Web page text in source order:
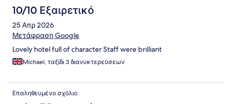
10/10 Εξαιρετικό
25 Απρ 2026
Μετάφραση Google
Lovely hotel full of character Staff were brilliant
Michael, ταξίδι 3 διανυκτερεύσεων
Επαληθευμένο σχόλιο